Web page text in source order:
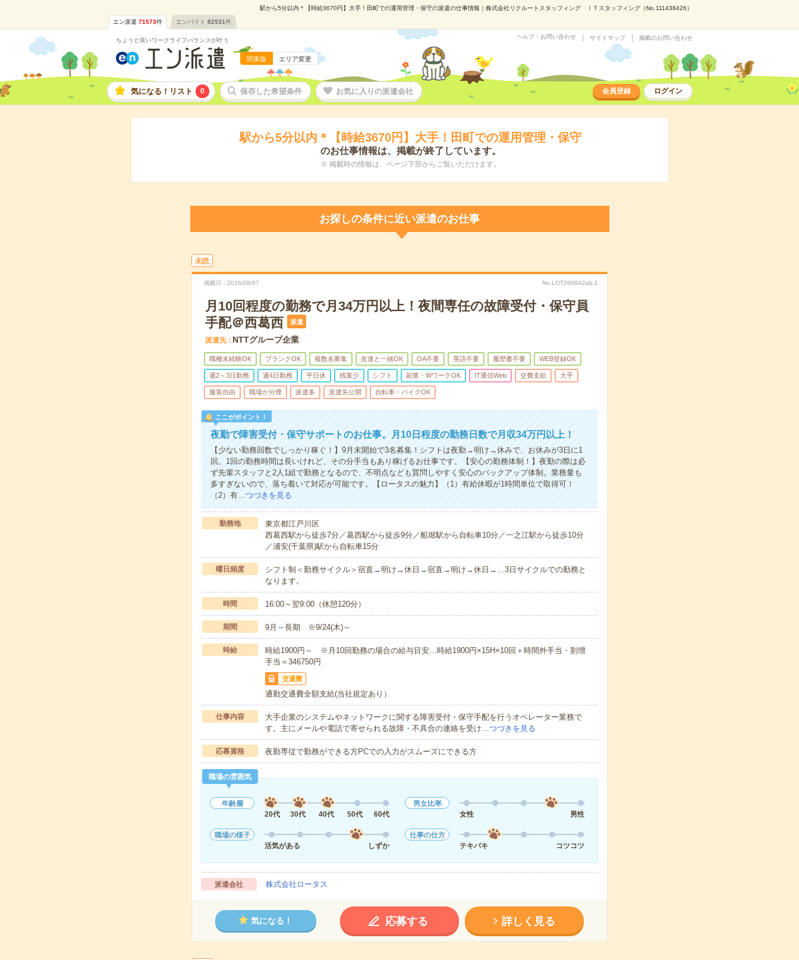
駅から5分以内＊【時給3670円】大手！田町での運用管理・保守の派遣の仕事情報｜株式会社リクルートスタッフィング ＩＴスタッフィング（No.111438426）
エン派遣 71573件 エンバイト 82531件
ちょうど良いワークライフバランスが叶う
関東版 エリア変更
ヘルプ・お問い合わせ サイトマップ 掲載のお問い合わせ
気になる！リスト 0 保存した希望条件 お気に入りの派遣会社 会員登録 ログイン
駅から5分以内＊【時給3670円】大手！田町での運用管理・保守
のお仕事情報は、掲載が終了しています。
※ 掲載時の情報は、ページ下部からご覧いただけます。
お探しの条件に近い派遣のお仕事
未読
掲載日 2026/08/07 No.LOT2608A2ab-1
月10回程度の勤務で月34万円以上！夜間専任の故障受付・保守員
手配＠西葛西
派遣
派遣先 NTTグループ企業
職種未経験OK ブランクOK 複数名募集 友達と一緒OK OA不要 英語不要 履歴書不要 WEB登録OK
週2～3日勤務 週4日勤務 平日休 残業少 シフト 副業・WワークOK IT通信Web 交費支給 大手
服装自由 職場が分煙 派遣多 派遣先公開 自転車・バイクOK
ここがポイント！
夜勤で障害受付・保守サポートのお仕事。月10日程度の勤務日数で月収34万円以上！
【少ない勤務回数でしっかり稼ぐ！】9月末開始で3名募集！シフトは夜勤→明け→休みで、お休みが3日に1
回。1回の勤務時間は長いけれど、その分手当もあり稼げるお仕事です。【安心の勤務体制！】夜勤の際は必
ず先輩スタッフと2人1組で勤務となるので、不明点なども質問しやすく安心のバックアップ体制。業務量も
多すぎないので、落ち着いて対応が可能です。【ロータスの魅力】（1）有給休暇が1時間単位で取得可！
（2）有…つづきを見る
勤務地
東京都江戸川区
西葛西駅から徒歩7分／葛西駅から徒歩9分／船堀駅から自転車10分／一之江駅から徒歩10分
／浦安(千葉県)駅から自転車15分
曜日頻度
シフト制＜勤務サイクル＞宿直→明け→休日→宿直→明け→休日→…3日サイクルでの勤務と
なります。
時間 16:00～翌9:00（休憩120分）
期間 9月～長期 ※9/24(木)～
時給
時給1900円～ ※月10回勤務の場合の給与目安…時給1900円×15H×10回＋時間外手当・割増
手当＝346750円
交通費
通勤交通費全額支給(当社規定あり）
仕事内容
大手企業のシステムやネットワークに関する障害受付・保守手配を行うオペレーター業務で
す。主にメールや電話で寄せられる故障・不具合の連絡を受け…つづきを見る
応募資格 夜勤専従で勤務ができる方PCでの入力がスムーズにできる方
職場の雰囲気
年齢層
20代
30代 40代 50代 60代
男女比率
女性
男性
職場の様子
活気がある
しずか
仕事の仕方
テキパキ
コツコツ
派遣会社 株式会社ロータス
気になる！ 応募する 詳しく見る